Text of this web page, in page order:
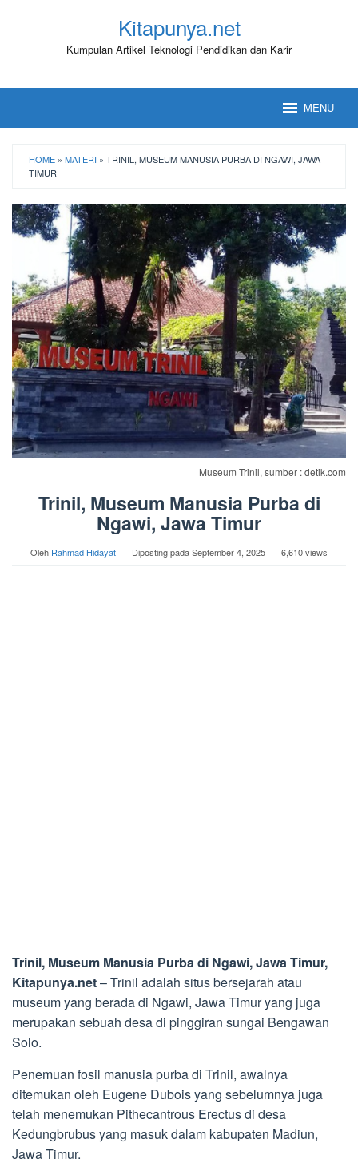
Kitapunya.net
Kumpulan Artikel Teknologi Pendidikan dan Karir
MENU
HOME » MATERI » TRINIL, MUSEUM MANUSIA PURBA DI NGAWI, JAWA
TIMUR
Museum Trinil, sumber : detik.com
Trinil, Museum Manusia Purba di
Ngawi, Jawa Timur
Oleh Rahmad Hidayat Diposting padaSeptember 4, 2025 6,610 views
Trinil, Museum Manusia Purba di Ngawi, Jawa Timur,
Kitapunya.net– Trinil adalah situs bersejarah atau
museum yang berada di Ngawi, Jawa Timur yang juga
merupakan sebuah desa di pinggiran sungai Bengawan
Solo.
Penemuan fosil manusia purba di Trinil, awalnya
ditemukan oleh Eugene Dubois yang sebelumnya juga
telah menemukan Pithecantrous Erectus di desa
Kedungbrubus yang masuk dalam kabupaten Madiun,
Jawa Timur.